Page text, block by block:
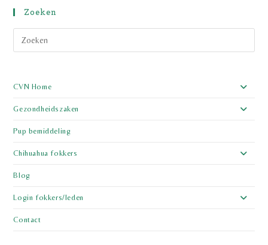
Zoeken
CVN Home
Gezondheidszaken
Pup bemiddeling
Chihuahua fokkers
Blog
Login fokkers/leden
Contact